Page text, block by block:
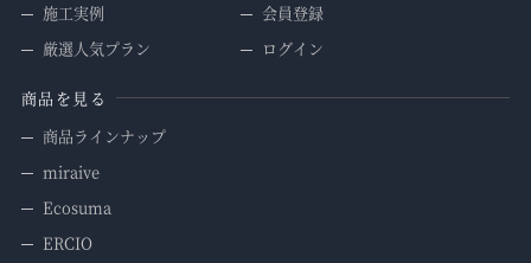
施工実例
厳選人気プラン
会員登録
ログイン
商品を見る
商品ラインナップ
miraive
Ecosuma
ERCIO